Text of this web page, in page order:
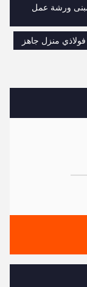
ورشة عمل
فولاذي منزل جاهز